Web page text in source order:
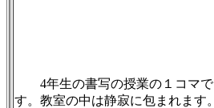
4年生の書写の授業の１コマで
す。教室の中は静寂に包まれます。